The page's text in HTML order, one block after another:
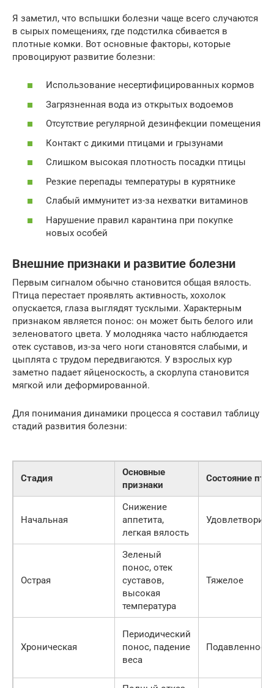
Я заметил, что вспышки болезни чаще всего случаются
в сырых помещениях, где подстилка сбивается в
плотные комки. Вот основные факторы, которые
провоцируют развитие болезни:
Использование несертифицированных кормов
Загрязненная вода из открытых водоемов
Отсутствие регулярной дезинфекции помещения
Контакт с дикими птицами и грызунами
Слишком высокая плотность посадки птицы
Резкие перепады температуры в курятнике
Слабый иммунитет из-за нехватки витаминов
Нарушение правил карантина при покупке
новых особей
Внешние признаки и развитие болезни
Первым сигналом обычно становится общая вялость.
Птица перестает проявлять активность, хохолок
опускается, глаза выглядят тусклыми. Характерным
признаком является понос: он может быть белого или
зеленоватого цвета. У молодняка часто наблюдается
отек суставов, из-за чего ноги становятся слабыми, и
цыплята с трудом передвигаются. У взрослых кур
заметно падает яйценоскость, а скорлупа становится
мягкой или деформированной.
Для понимания динамики процесса я составил таблицу
стадий развития болезни:
Стадия
Основные
признаки
Состояние
Начальная
Снижение
аппетита,
легкая вялость
Острая
Зеленый
понос, отек
суставов,
высокая
температура
Тяжелое
Хроническая
Периодический
понос, падение
веса
Подавленное